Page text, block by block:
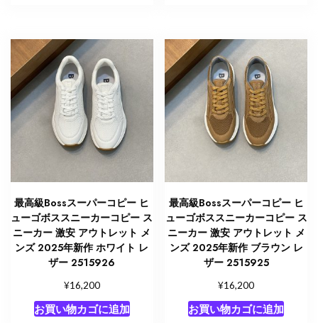
最高級Bossスーパーコピー ヒ
ューゴボススニーカーコピー ス
ニーカー 激安 アウトレット メ
ンズ 2025年新作 ホワイト レ
ザー 2515926
¥16,200
お買い物カゴに追加
最高級Bossスーパーコピー ヒ
ューゴボススニーカーコピー ス
ニーカー 激安 アウトレット メ
ンズ 2025年新作 ブラウン レ
ザー 2515925
¥16,200
お買い物カゴに追加